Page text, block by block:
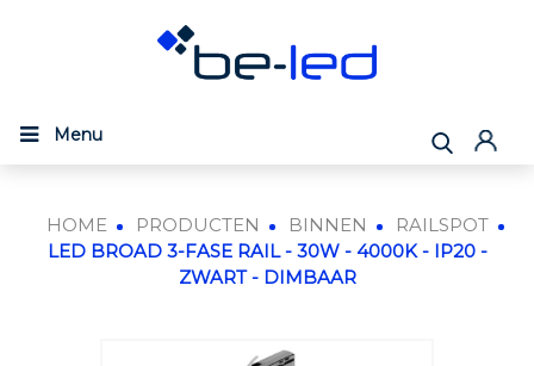
Menu
HOME PRODUCTEN BINNEN
RAILSPOT
LED BROAD 3-FASE RAIL - 30W - 4000K - IP20 -
ZWART - DIMBAAR